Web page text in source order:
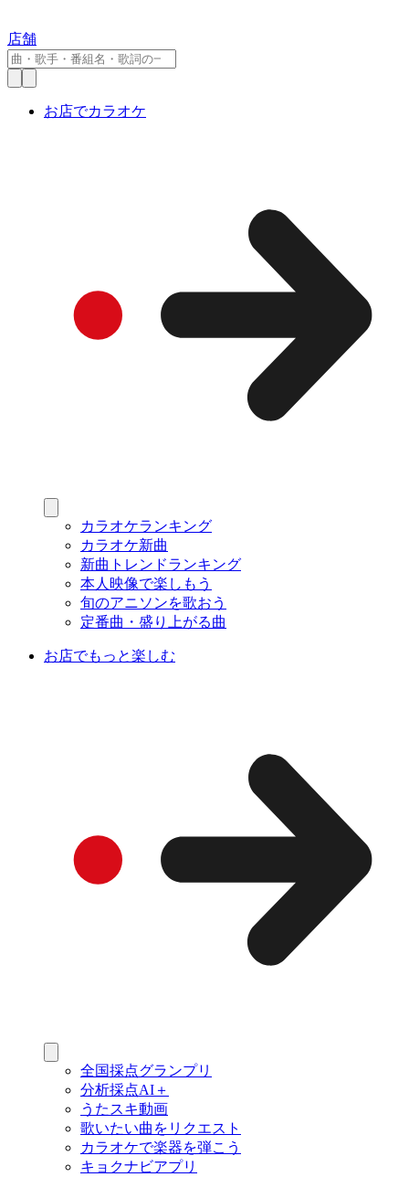
店舗
お店でカラオケ
カラオケランキング
カラオケ新曲
新曲トレンドランキング
本人映像で楽しもう
旬のアニソンを歌おう
定番曲・盛り上がる曲
お店でもっと楽しむ
全国採点グランプリ
分析採点AI＋
うたスキ動画
歌いたい曲をリクエスト
カラオケで楽器を弾こう
キョクナビアプリ